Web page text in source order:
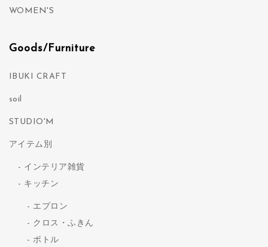
WOMEN'S
Goods/Furniture
IBUKI CRAFT
soil
STUDIO'M
アイテム別
インテリア雑貨
キッチン
エプロン
クロス・ふきん
ボトル